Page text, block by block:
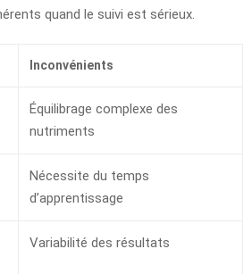
quand le suivi est sérieux.
Inconvénients
Équilibrage complexe des
nutriments
Nécessite du temps
d’apprentissage
Variabilité des résultats